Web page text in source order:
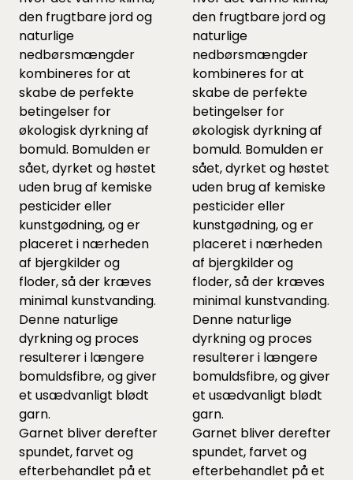
den frugtbare jord og
naturlige
nedbørsmængder
kombineres for at
skabe de perfekte
betingelser for
økologisk dyrkning af
bomuld. Bomulden er
sået, dyrket og høstet
uden brug af kemiske
pesticider eller
kunstgødning, og er
placeret i nærheden
af bjergkilder og
floder, så der kræves
minimal kunstvanding.
Denne naturlige
dyrkning og proces
resulterer i længere
bomuldsfibre, og giver
et usædvanligt blødt
garn.
Garnet bliver derefter
spundet, farvet og
efterbehandlet på et
den frugtbare jord og
naturlige
nedbørsmængder
kombineres for at
skabe de perfekte
betingelser for
økologisk dyrkning af
bomuld. Bomulden er
sået, dyrket og høstet
uden brug af kemiske
pesticider eller
kunstgødning, og er
placeret i nærheden
af bjergkilder og
floder, så der kræves
minimal kunstvanding.
Denne naturlige
dyrkning og proces
resulterer i længere
bomuldsfibre, og giver
et usædvanligt blødt
garn.
Garnet bliver derefter
spundet, farvet og
efterbehandlet på et